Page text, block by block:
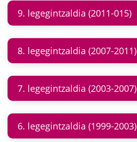
9. legegintzaldia (2011-015)
8. legegintzaldia (2007-2011)
7. legegintzaldia (2003-2007)
6. legegintzaldia (1999-2003)